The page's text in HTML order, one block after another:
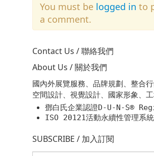
You must be logged in to
a comment.
Contact Us / 聯絡我們
About Us / 關於我們
國內外展覽服務、品牌規劃、整合
空間設計、視覺設計、國家形象、
鄧白氏企業認證D-U-N-S®
ISO 20121活動永續性管理系
SUBSCRIBE / 加入訂閱